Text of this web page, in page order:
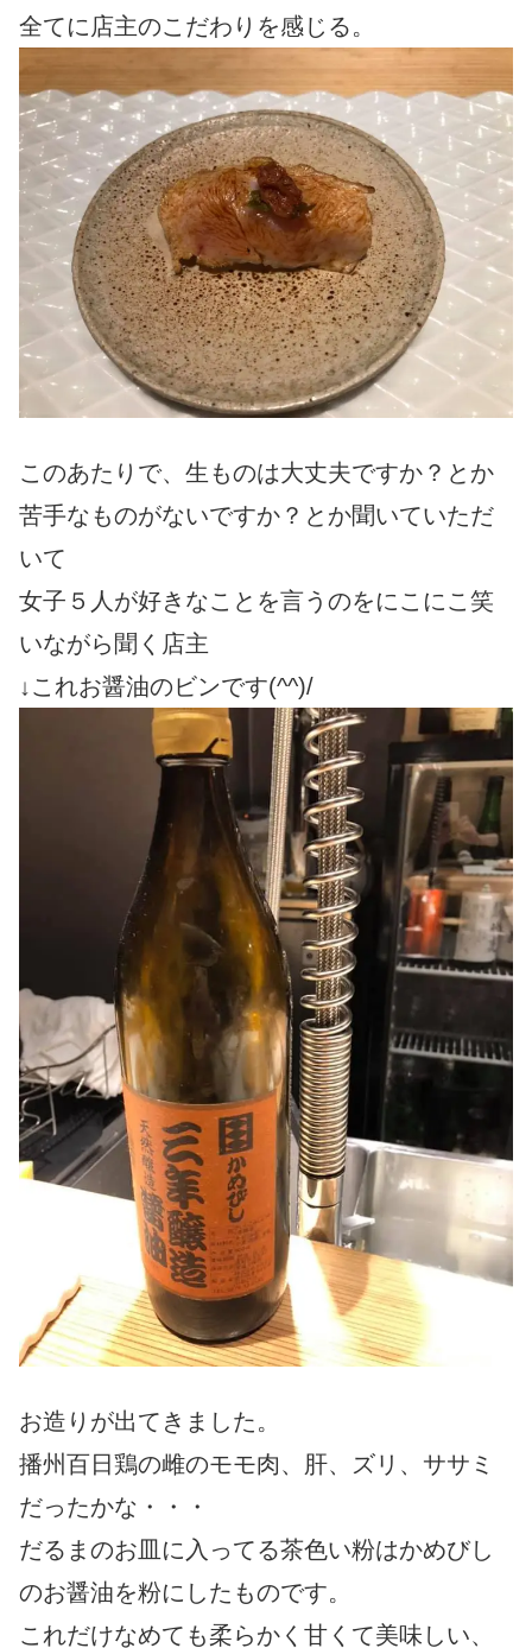
全てに店主のこだわりを感じる。
このあたりで、生ものは大丈夫ですか？とか
苦手なものがないですか？とか聞いていただ
いて
女子５人が好きなことを言うのをにこにこ笑
いながら聞く店主
↓これお醤油のビンです(^^)/
お造りが出てきました。
播州百日鶏の雌のモモ肉、肝、ズリ、ササミ
だったかな・・・
だるまのお皿に入ってる茶色い粉はかめびし
のお醤油を粉にしたものです。
これだけなめても柔らかく甘くて美味しい、